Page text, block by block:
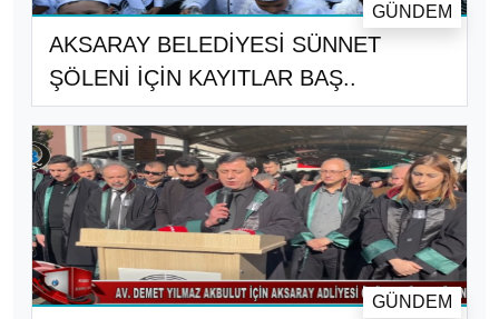
AKSARAY BELEDİYESİ SÜNNET
ŞÖLENİ İÇİN KAYITLAR BAŞ..
GÜNDEM
GÜNDEM